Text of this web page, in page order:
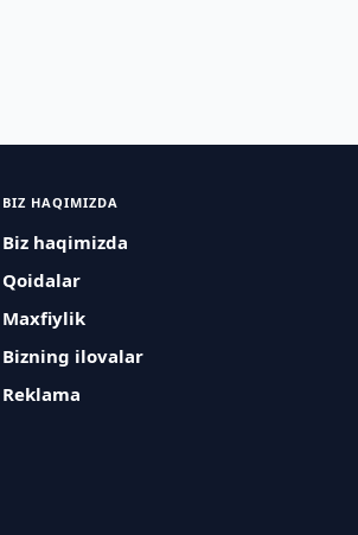
BIZ HAQIMIZDA
Biz haqimizda
Qoidalar
Maxfiylik
Bizning ilovalar
Reklama